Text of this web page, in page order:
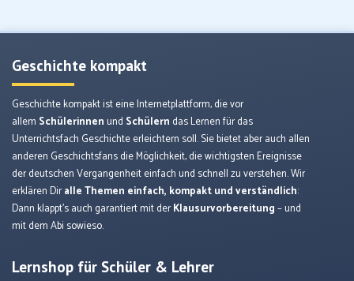
Geschichte kompakt
Geschichte kompakt ist eine Internetplattform, die vor
allem Schülerinnen und Schülern das Lernen für das
Unterrichtsfach Geschichte erleichtern soll. Sie bietet aber auch allen
anderen Geschichtsfans die Möglichkeit, die wichtigsten Ereignisse
der deutschen Vergangenheit einfach und schnell zu verstehen. Wir
erklären Diralle Themen einfach, kompakt und verständlich:
Dann klappt’s auch garantiert mit derKlausurvorbereitung– und
mit dem Abi sowieso.
Lernshop für Schüler & Lehrer